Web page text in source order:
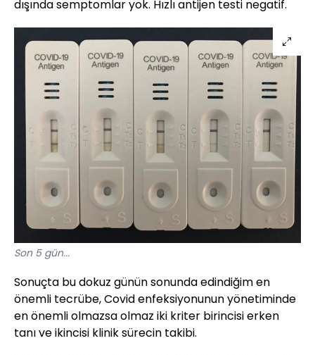
dışında semptomlar yok. Hızlı antijen testi negatif.
Son 5 gün...
Sonuçta bu dokuz günün sonunda edindiğim en
önemli tecrübe, Covid enfeksiyonunun yönetiminde
en önemli olmazsa olmaz iki kriter birincisi erken
tanı ve ikincisi klinik sürecin takibi.